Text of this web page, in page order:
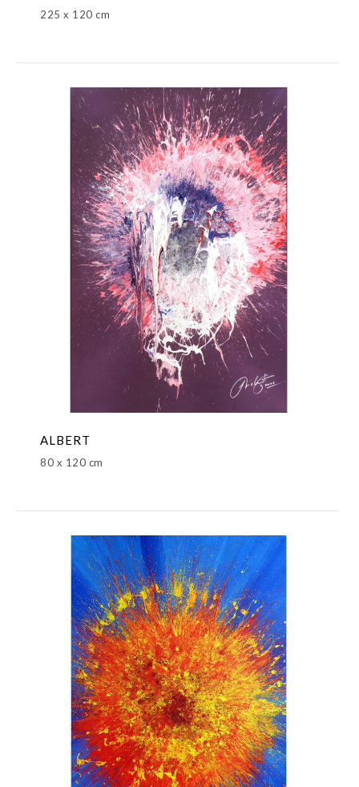
225 x 120 cm
ALBERT
80 x 120 cm